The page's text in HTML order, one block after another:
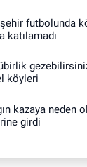
futbolunda
katılamadı
köyleri
kazaya neden
girdi